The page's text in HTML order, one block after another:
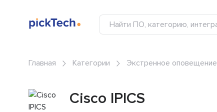
Главная Категории Экстренное оповещение
Cisco IPICS